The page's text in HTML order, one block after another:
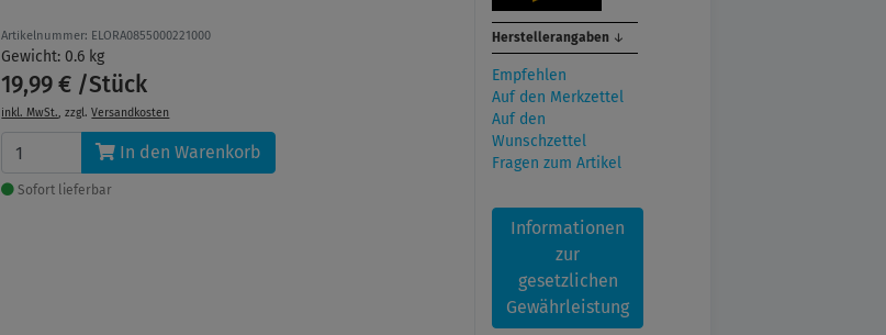
Artikelnummer: ELORA0855000221000
Gewicht: 0.6 kg
19,99 € /Stück
inkl. MwSt., zzgl.Versandkosten
In den Warenkorb
Sofort lieferbar
Herstellerangaben ↓
Empfehlen
Auf den Merkzettel
Auf den
Wunschzettel
Fragen zum Artikel
Informationen
zur
gesetzlichen
Gewährleistung